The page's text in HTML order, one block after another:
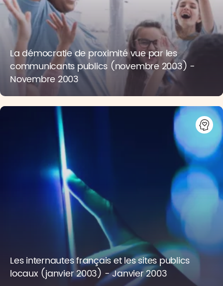
La démocratie de proximité vue par les
communicants publics (novembre 2003) -
Novembre 2003
Les internautes français et les sites publics
locaux (janvier 2003) - Janvier 2003